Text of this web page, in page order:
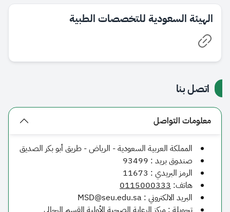
الهيئة السعودية للتخصصات الطبية
اتصل بنا
معلومات التواصل
​​المملكة العربية السعودية - الرياض - طريق أبو بكر الصديق
صندوق بريد : 93499
الرمز البريدي : 11673
​​​هاتف: 0115000333
البريد الالكتروني : MSD@seu.edu.sa​